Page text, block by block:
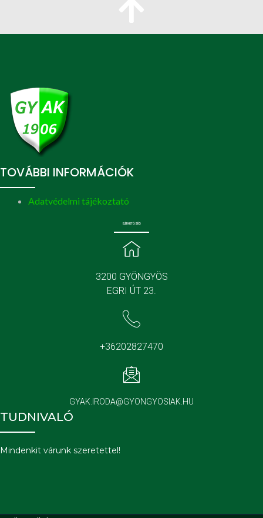
TOVÁBBI INFORMÁCIÓK
Adatvédelmi tájékoztató
ELÉRHETŐSÉG
3200 GYÖNGYÖS
EGRI ÚT 23.
+36202827470
GYAK.IRODA@GYONGYOSIAK.HU
TUDNIVALÓ
Mindenkit várunk szeretettel!